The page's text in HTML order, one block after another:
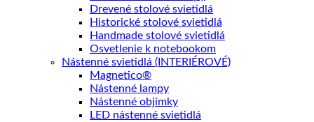
Drevené stolové svietidlá
Historické stolové svietidlá
Handmade stolové svietidlá
Osvetlenie k notebookom
Nástenné svietidlá (INTERIÉROVÉ)
Magnetico®
Nástenné lampy
Nástenné objímky
LED nástenné svietidlá